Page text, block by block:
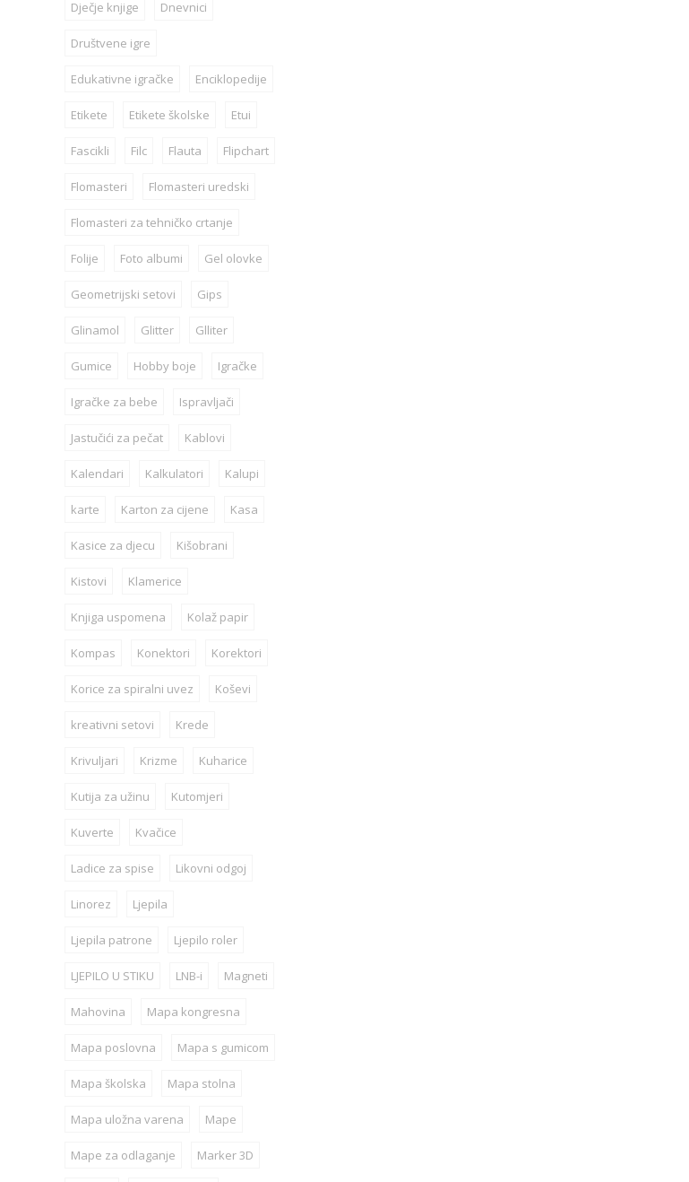
Dječje knjige Dnevnici
Društvene igre
Edukativne igračke Enciklopedije
Etikete Etikete školske Etui
Fascikli Filc Flauta Flipchart
Flomasteri Flomasteri uredski
Flomasteri za tehničko crtanje
Folije Foto albumi Gel olovke
Geometrijski setovi Gips
Glinamol Glitter Glliter
Gumice Hobby boje Igračke
Igračke za bebe Ispravljači
Jastučići za pečat Kablovi
Kalendari Kalkulatori Kalupi
karte Karton za cijene Kasa
Kasice za djecu Kišobrani
Kistovi Klamerice
Knjiga uspomena Kolaž papir
Kompas Konektori Korektori
Korice za spiralni uvez Koševi
kreativni setovi Krede
Krivuljari Krizme Kuharice
Kutija za užinu Kutomjeri
Kuverte Kvačice
Ladice za spise Likovni odgoj
Linorez Ljepila
Ljepila patrone Ljepilo roler
LJEPILO U STIKU LNB-i Magneti
Mahovina Mapa kongresna
Mapa poslovna Mapa s gumicom
Mapa školska Mapa stolna
Mapa uložna varena Mape
Mape za odlaganje Marker 3D